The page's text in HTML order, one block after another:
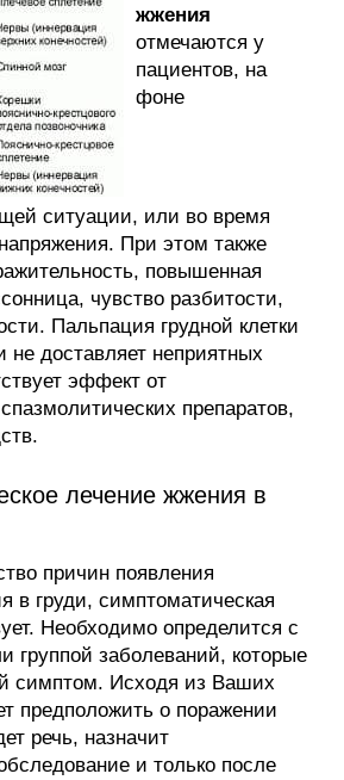
жжения
отмечаются у
пациентов, на
фоне
ситуации, или во время
При этом также
повышенная
чувство разбитости,
Пальпация грудной клетки
не доставляет неприятных
эффект от
препаратов,
лечение жжения в
причин появления
в груди, симптоматическая
Необходимо определится с
группой заболеваний, которые
симптом. Исходя из Ваших
предположить о поражении
речь, назначит
и только после